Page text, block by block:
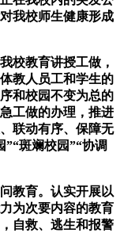
我校师生健康形成
教育讲授工做，
教人员工和学生的
和校园不变为总的
工做的办理，推进
联动有序、保障无
斑斓校园”“协调
教育。认实开展以
为次要内容的教育
自救、逃生和报警